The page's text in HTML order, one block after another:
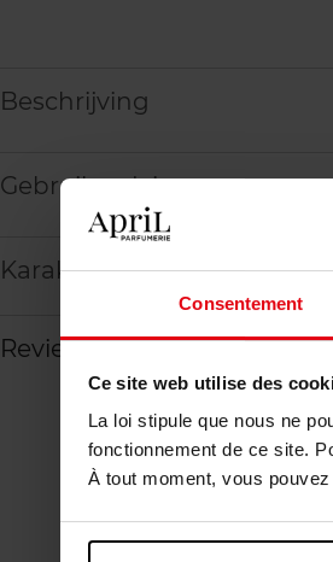
Consentement
Ce site web utilise des
La loi stipule que nous ne
fonctionnement de ce site.
À tout moment, vous
Beschrijving
Gebruiksadvies
Karakteristieken
Review